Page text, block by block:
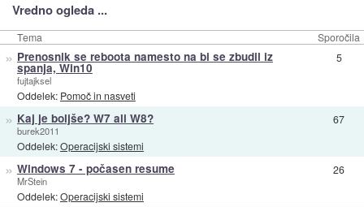
Vredno ogleda ...
Tema Sporočila
» Prenosnik se reboota namesto na bi se zbudil iz
spanja, Win10
fujtajksel
Oddelek: Pomoč in nasveti
5
» Kaj je boljše? W7 ali W8?
burek2011
Oddelek:Operacijski sistemi
67
» Windows 7 - počasen resume
MrStein
Oddelek:Operacijski sistemi
26